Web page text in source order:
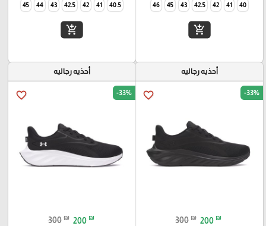
40
41
42
42.5
43
45
46
add_shopping_cart
40.5
41
42
42.5
43
44
45
add_shopping_cart
أحذيه رجاليه
favorite_border -33%
300 ₪ 200 ₪
أحذيه رجاليه
favorite_border -33%
300 ₪ 200 ₪